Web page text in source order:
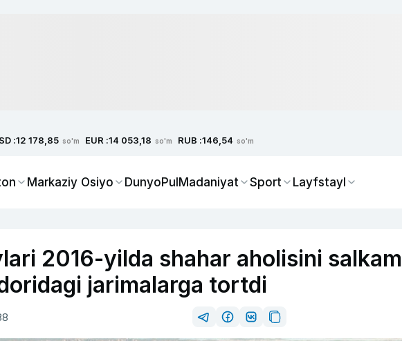
:12 178,85 so'm EUR :14 053,18 so'm RUB :146,54 so'm
Markaziy Osiyo DunyoPulMadaniyat Sport Layfstayl
2016-yilda shahar aholisini salkam
jarimalarga tortdi